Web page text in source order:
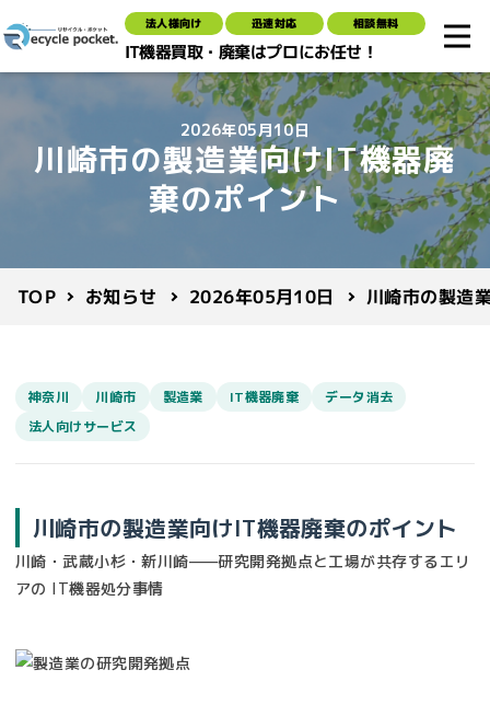
法人様向け 迅速対応 相談無料
IT機器買取・廃棄はプロにお任せ！
2026年05月10日
川崎市の製造業向けIT機器廃
棄のポイント
TOP お知らせ 2026年05月10日 川崎市の製造
神奈川 川崎市 製造業 IT機器廃棄
データ消去
法人向けサービス
川崎市の製造業向けIT機器廃棄のポイント
川崎・武蔵小杉・新川崎——研究開発拠点と工場が共存するエリ
アの IT機器処分事情